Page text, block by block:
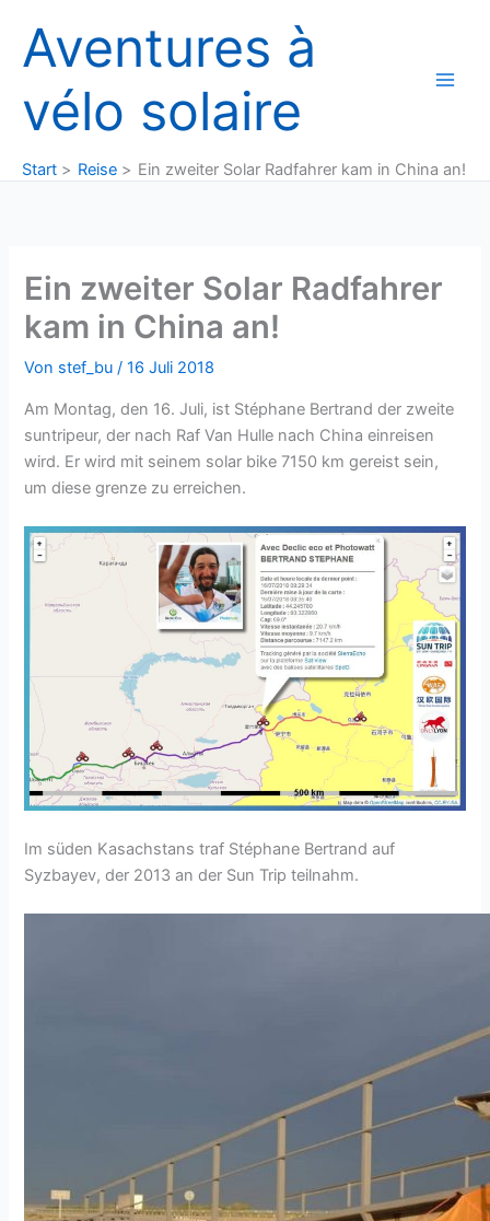
Inhalt
springen
Aventures à
vélo solaire
Start Reise Ein zweiter Solar Radfahrer kam in China an!
Ein zweiter Solar Radfahrer
kam in China an!
Von stef_bu/16 Juli 2018
Am Montag, den 16. Juli, ist Stéphane Bertrand der zweite
suntripeur, der nach Raf Van Hulle nach China einreisen
wird. Er wird mit seinem solar bike 7150 km gereist sein,
um diese grenze zu erreichen.
Im süden Kasachstans traf Stéphane Bertrand auf
Syzbayev, der 2013 an der Sun Trip teilnahm.